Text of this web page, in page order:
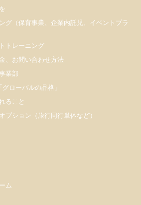
グ（保育事業、企業内託児、イベントプラ
トレーニング
、お問い合わせ方法
業部
ローバルの品格」
ること
プション（旅行同行単体など）
ム